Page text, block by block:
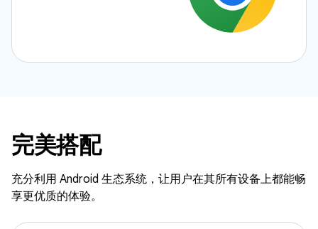
完美搭配
充分利用 Android 生态系统，让用户在其所有设备上都能畅
享更优质的体验。